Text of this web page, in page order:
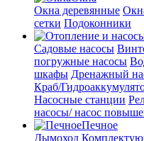
Окна деревянные
сетки Подоконники
Cадовые насосы
погружные насосы
шкафы Дренажный
Краб/
Насосные станции
насосы/ насос
Печное
Дымоход